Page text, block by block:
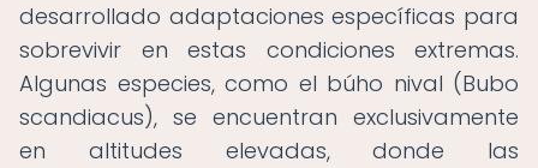
desarrollado adaptaciones específicas para
sobrevivir en estas condiciones extremas.
Algunas especies, como el búho nival (Bubo
scandiacus), se encuentran exclusivamente
en altitudes elevadas, donde las